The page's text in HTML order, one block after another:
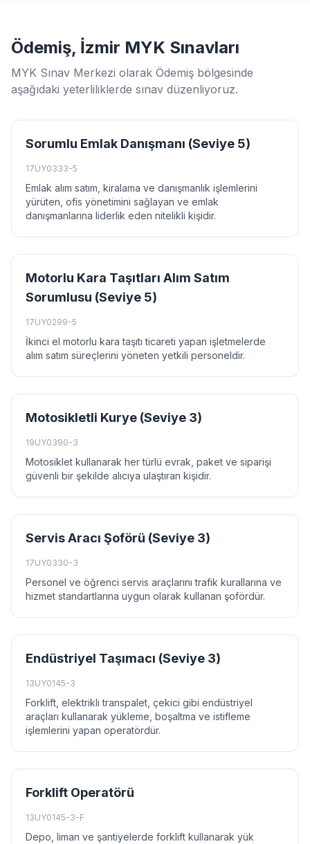
Ödemiş, İzmir MYK Sınavları
MYK Sınav Merkezi olarak Ödemiş bölgesinde
aşağıdaki yeterliliklerde sınav düzenliyoruz.
Sorumlu Emlak Danışmanı (Seviye 5)
17UY0333-5
Emlak alım satım, kiralama ve danışmanlık işlemlerini
yürüten, ofis yönetimini sağlayan ve emlak
danışmanlarına liderlik eden nitelikli kişidir.
Motorlu Kara Taşıtları Alım Satım
Sorumlusu (Seviye 5)
17UY0299-5
İkinci el motorlu kara taşıtı ticareti yapan işletmelerde
alım satım süreçlerini yöneten yetkili personeldir.
Motosikletli Kurye (Seviye 3)
19UY0390-3
Motosiklet kullanarak her türlü evrak, paket ve siparişi
güvenli bir şekilde alıcıya ulaştıran kişidir.
Servis Aracı Şoförü (Seviye 3)
17UY0330-3
Personel ve öğrenci servis araçlarını trafik kurallarına ve
hizmet standartlarına uygun olarak kullanan şofördür.
Endüstriyel Taşımacı (Seviye 3)
13UY0145-3
Forklift, elektrikli transpalet, çekici gibi endüstriyel
araçları kullanarak yükleme, boşaltma ve istifleme
işlemlerini yapan operatördür.
Forklift Operatörü
13UY0145-3-F
Depo, liman ve şantiyelerde forklift kullanarak yük